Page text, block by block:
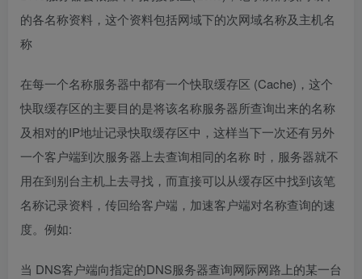
的各名称资料，这个资料包括网域下的次网域名称及主机名
称
在每一个名称服务器中都有一个快取缓存区 (Cache)，这个
快取缓存区的主要目的是将该名称服务器所查询出来的名称
及相对的IP地址记录快取缓存区中，这样当下一次还有另外
一个客户端到次服务器上去查询相同的名称 时，服务器就不
用在到别台主机上去寻找，而直接可以从缓存区中找到该笔
名称记录资料，传回给客户端，加速客户端对名称查询的速
度。例如:
当 DNS客户端向指定的DNS服务器查询网际网路上的某一台